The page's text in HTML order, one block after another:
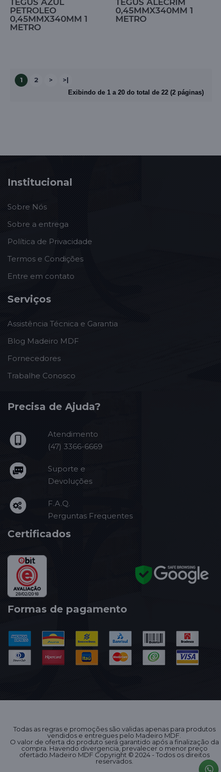
PETROLEO
0,45MMX340MM 1
METRO
0,45MMX340MM 1
METRO
1 2 > >|
Exibindo de 1 a 20 do total de 22 (2 páginas)
Institucional
Sobre Nós
Sobre a entrega
Política de Privacidade
Termos e Condições
Entre em contato
Serviços
Assistência Técnica e Garantia
Blog Madeiro MDF
Fornecedores
Trabalhe Conosco
Precisa de Ajuda?
Atendimento
(47) 3366-6669
Suporte e
Devoluções
F.A.Q.
Perguntas Frequentes
Certificados
Formas de pagamento
Todas as regras e promoções são validas apenas para produtos
vendidos e entregues pelo Madeiro MDF.
O valor de oferta do produto será garantido após a finalização da
compra. Havendo divergencia, prevalecer o menor preço
ofertado.Madeiro MDF Copyright © 2024 - Todos os direitos
reservados.